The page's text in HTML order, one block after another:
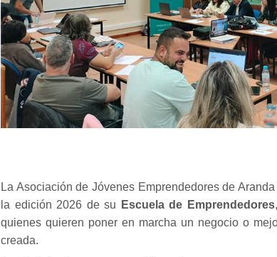
La Asociación de Jóvenes Emprendedores de
la edición 2026 de su
Escuela de Emprendedores
quienes quieren poner en marcha un negocio o
creada.